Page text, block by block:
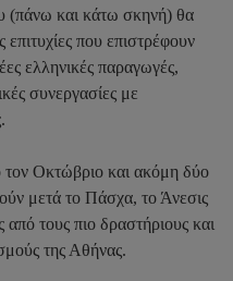
(πάνω και κάτω σκηνή) θα
που επιστρέφουν
ελληνικές παραγωγές,
συνεργασίες με
Οκτώβριο και ακόμη δύο
μετά το Πάσχα, το Άνεσις
τους πιο δραστήριους και
της Αθήνας.